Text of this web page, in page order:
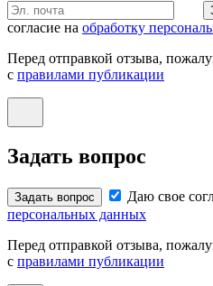
согласие на обработку
Перед отправкой отзыва,
с правилами публикации
Задать вопрос
Задать вопрос Даю свое
персональных данных
Перед отправкой отзыва,
с правилами публикации